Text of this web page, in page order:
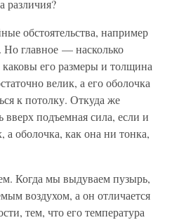
различия?
обстоятельства, например
Но главное — насколько
его размеры и толщина
велик, а его оболочка
к потолку. Откуда же
вверх подъемная сила, если и
а оболочка, как она ни тонка,
Когда мы выдуваем пузырь,
воздухом, а он отличается
тем, что его температура